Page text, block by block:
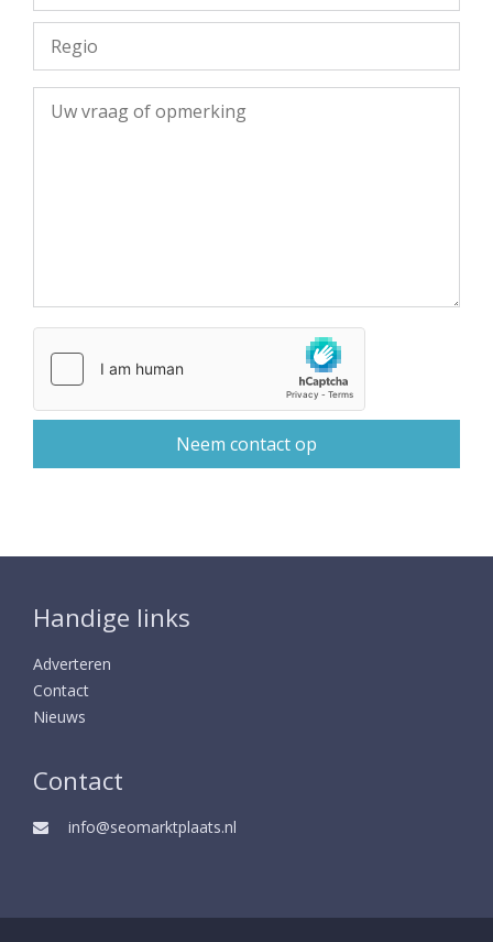
Handige links
Adverteren
Contact
Nieuws
Contact
info@seomarktplaats.nl